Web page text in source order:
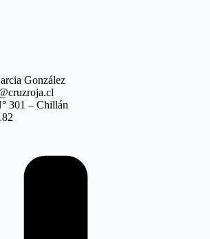
González
301 – Chillán